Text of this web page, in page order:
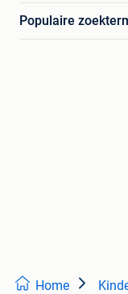
Populaire
Home